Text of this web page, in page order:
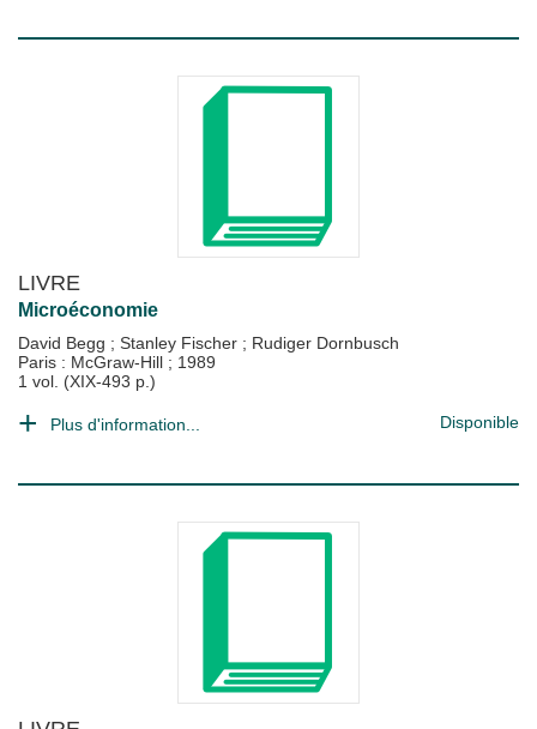
LIVRE
Microéconomie
David Begg ; Stanley Fischer ; Rudiger Dornbusch
Paris : McGraw-Hill ; 1989
1 vol. (XIX-493 p.)
Plus d'information... Disponible